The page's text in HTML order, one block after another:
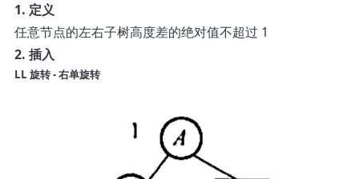
1. 定义
任意节点的左右子树高度差的绝对值不超过 1
2. 插入
LL 旋转 - 右单旋转